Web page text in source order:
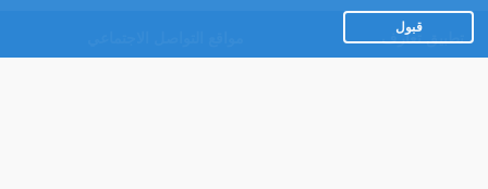
تطبيق تعارف
قبول